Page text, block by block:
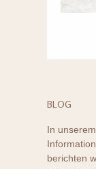
BLOG
In
berichten